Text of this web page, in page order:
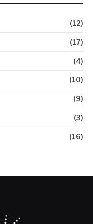
(12)
(17)
(4)
(10)
(9)
(3)
(16)